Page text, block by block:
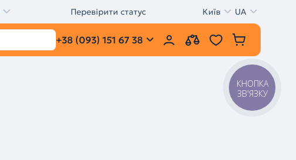
Перевірити статус Київ UA
+38 (093) 151 67 38
КНОПКА
ЗВ'ЯЗКУ